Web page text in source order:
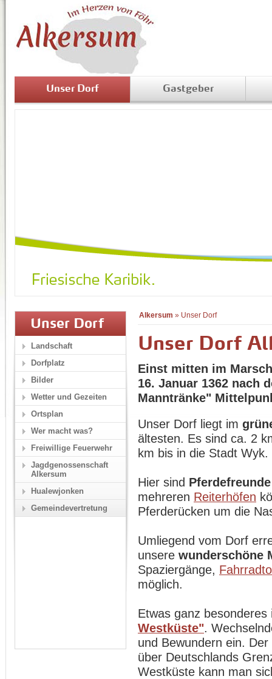
Unser Dorf Gastgeber
Alkersum » Unser Dorf
Unser Dorf
Einst mitten im
16. Januar 1362 nach
Manntränke"
Unser Dorf liegt im
ältesten. Es sind ca. 2
km bis in die Stadt Wyk.
Hier sind Pferdefreunde
mehreren Reiterhöfen
Pferderücken um die
Umliegend vom Dorf
unsere wunderschöne
Spaziergänge,
möglich.
Etwas ganz
Westküste".
und Bewundern ein.
über Deutschlands
Westküste kann man
Unser Dorf
Landschaft
Dorfplatz
Bilder
Wetter und Gezeiten
Ortsplan
Wer macht was?
Freiwillige Feuerwehr
Jagdgenossenschaft
Alkersum
Hualewjonken
Gemeindevertretung